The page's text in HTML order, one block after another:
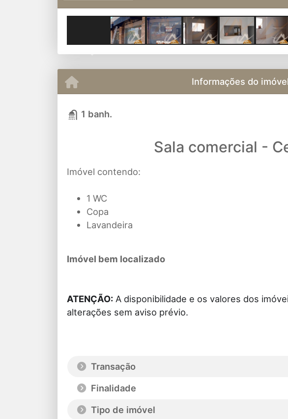
Informações do
1 banh.
Sala comercial -
Imóvel contendo:
1 WC
Copa
Lavandeira
Imóvel bem localizado
ATENÇÃO: A disponibilidade e os valores dos
alterações sem aviso prévio.
Transação
Finalidade
Tipo de imóvel